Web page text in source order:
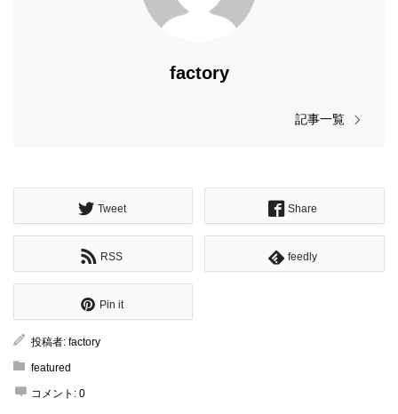
factory
記事一覧
Tweet Share
RSS feedly
Pin it
投稿者: factory
featured
コメント: 0